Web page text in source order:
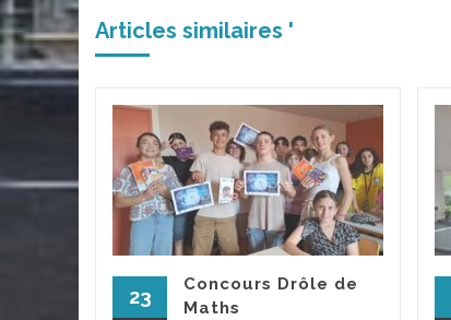
Articles similaires '
23
Concours Drôle de
Maths